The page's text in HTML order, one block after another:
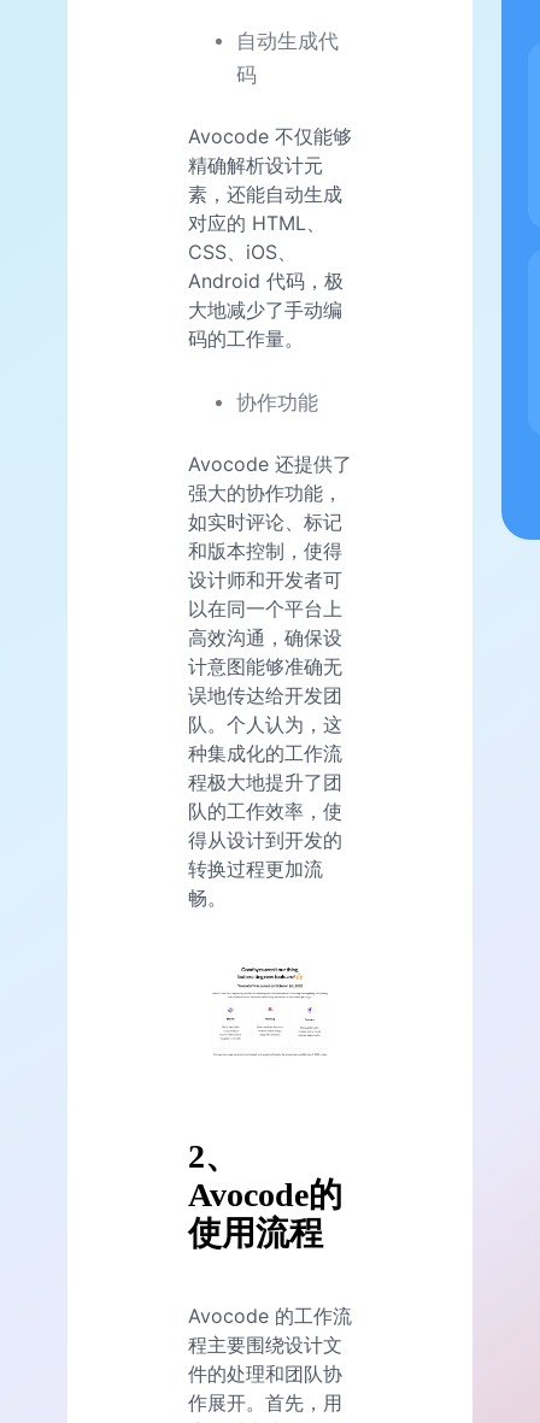
自动生成代
码
Avocode 不仅能够
精确解析设计元
素，还能自动生成
对应的 HTML、
CSS、iOS、
Android 代码，极
大地减少了手动编
码的工作量。
协作功能
Avocode 还提供了
强大的协作功能，
如实时评论、标记
和版本控制，使得
设计师和开发者可
以在同一个平台上
高效沟通，确保设
计意图能够准确无
误地传达给开发团
队。个人认为，这
种集成化的工作流
程极大地提升了团
队的工作效率，使
得从设计到开发的
转换过程更加流
畅。
2、
Avocode的
使用流程
Avocode 的工作流
程主要围绕设计文
件的处理和团队协
作展开。首先，用